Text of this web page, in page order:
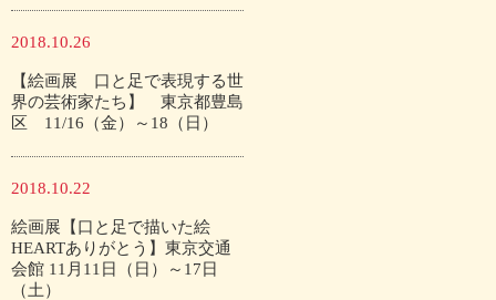
2018.10.26
【絵画展 口と足で表現する世
界の芸術家たち】 東京都豊島
区 11/16（金）～18（日）
2018.10.22
絵画展【口と足で描いた絵
HEARTありがとう】東京交通
会館 11月11日（日）～17日
（土）